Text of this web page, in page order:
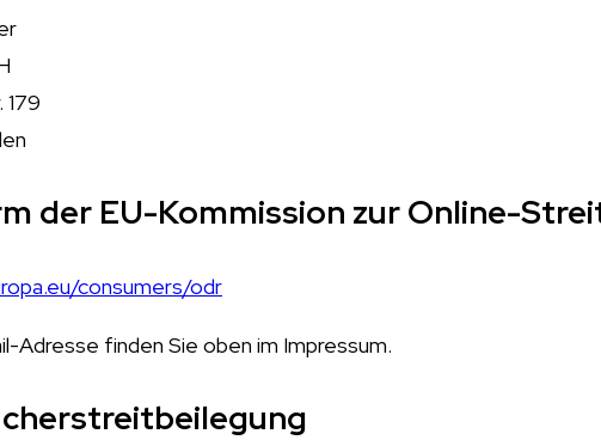
179
der EU-Kommission zur Online-
consumers/odr
Adresse finden Sie oben im Impressum.